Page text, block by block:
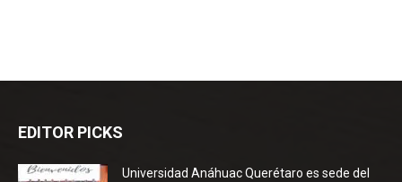
EDITOR PICKS
Universidad Anáhuac Querétaro es sede del